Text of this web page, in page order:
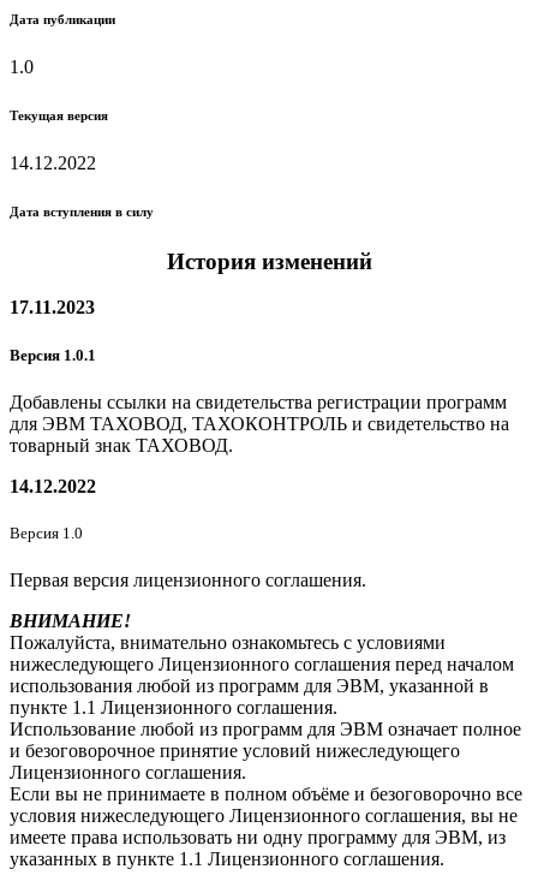
Дата публикации
1.0
Текущая версия
14.12.2022
Дата вступления в силу
История изменений
17.11.2023
Версия 1.0.1
Добавлены ссылки на свидетельства регистрации программ
для ЭВМ ТАХОВОД, ТАХОКОНТРОЛЬ и свидетельство на
товарный знак ТАХОВОД.
14.12.2022
Версия 1.0
Первая версия лицензионного соглашения.
ВНИМАНИЕ!
Пожалуйста, внимательно ознакомьтесь с условиями
нижеследующего Лицензионного соглашения перед началом
использования любой из программ для ЭВМ, указанной в
пункте 1.1 Лицензионного соглашения.
Использование любой из программ для ЭВМ означает полное
и безоговорочное принятие условий нижеследующего
Лицензионного соглашения.
Если вы не принимаете в полном объёме и безоговорочно все
условия нижеследующего Лицензионного соглашения, вы не
имеете права использовать ни одну программу для ЭВМ, из
указанных в пункте 1.1 Лицензионного соглашения.